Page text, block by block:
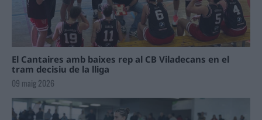
El Cantaires amb baixes rep al CB Viladecans en el
tram decisiu de la lliga
09 maig 2026